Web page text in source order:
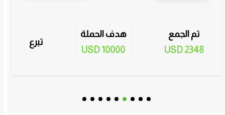
تم الجمع
2348 USD
هدف الحملة
10000 USD
تبرع